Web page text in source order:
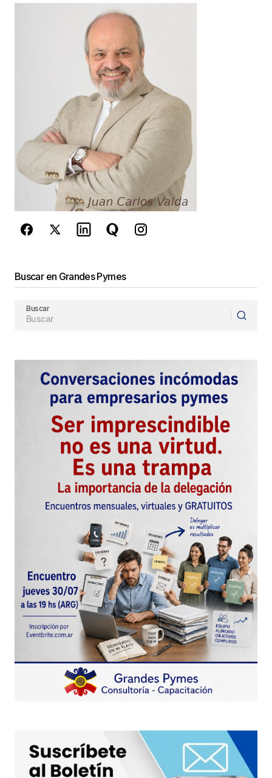
*
Guarda mi nombre, correo electrónico y web en
este navegador para la próxima vez que
comente.
Este sitio esta protegido por
reCAPTCHA y laPolítica de
privacidady losTérminos del servicio
de Google se aplican.
Buscar en Grandes Pymes
Buscar